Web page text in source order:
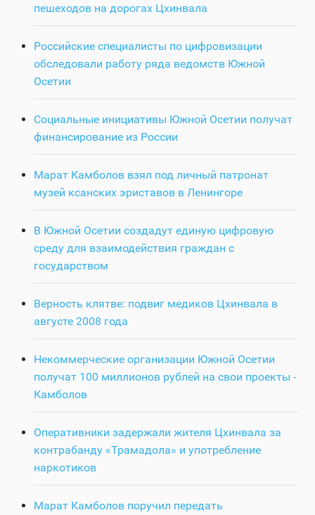
пешеходов на дорогах Цхинвала
Российские специалисты по цифровизации
обследовали работу ряда ведомств Южной
Осетии
Социальные инициативы Южной Осетии получат
финансирование из России
Марат Камболов взял под личный патронат
музей ксанских эриставов в Ленингоре
В Южной Осетии создадут единую цифровую
среду для взаимодействия граждан с
государством
Верность клятве: подвиг медиков Цхинвала в
августе 2008 года
Некоммерческие организации Южной Осетии
получат 100 миллионов рублей на свои проекты -
Камболов
Оперативники задержали жителя Цхинвала за
контрабанду «Трамадола» и употребление
наркотиков
Марат Камболов поручил передать